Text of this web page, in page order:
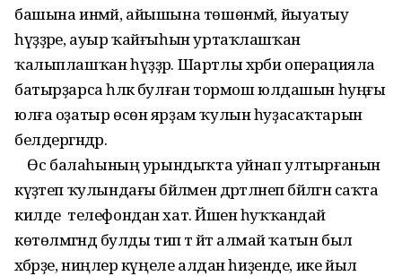
башына инмәй, айышына төшөнмәй, йыуатыу
һүҙҙәре, ауыр ҡайғыһын уртаҡлашҡан
ҡалыплашҡан һүҙҙәр. Шартлы хәрби операцияла
батырҙарса һәләк булған тормош юлдашын һуңғы
юлға оҙатыр өсөн ярҙам ҡулын һуҙасаҡтарын
белдергәндәр.
Өс балаһының урындыҡта уйнап ултырғанын
күҙәтеп ҡулындағы бәйләмен дәртләнеп бәйләгән саҡта
килде телефондан хат. Йәшен һуҡҡандай
көтөлмәгәндә булды тип тә әйтә алмай ҡатын был
хәбәрҙе, ниңәлер күңеле алдан һиҙенде, ике йыл